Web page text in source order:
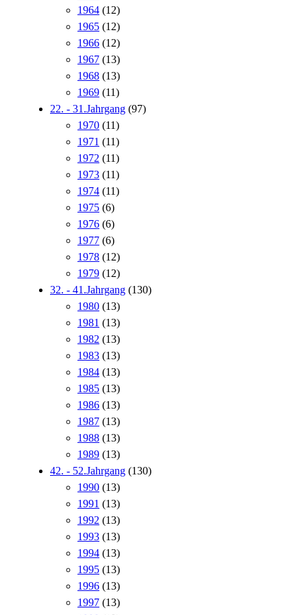
1964 (12)
1965 (12)
1966 (12)
1967 (13)
1968 (13)
1969 (11)
22. - 31.Jahrgang (97)
1970 (11)
1971 (11)
1972 (11)
1973 (11)
1974 (11)
1975 (6)
1976 (6)
1977 (6)
1978 (12)
1979 (12)
32. - 41.Jahrgang (130)
1980 (13)
1981 (13)
1982 (13)
1983 (13)
1984 (13)
1985 (13)
1986 (13)
1987 (13)
1988 (13)
1989 (13)
42. - 52.Jahrgang (130)
1990 (13)
1991 (13)
1992 (13)
1993 (13)
1994 (13)
1995 (13)
1996 (13)
1997 (13)